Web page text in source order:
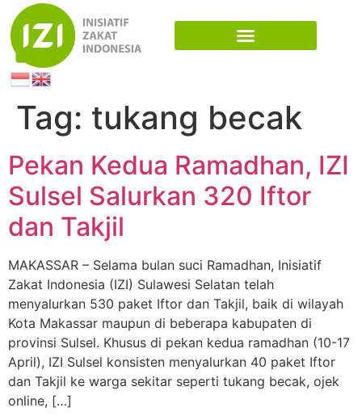
Tag: tukang becak
Pekan Kedua Ramadhan, IZI
Sulsel Salurkan 320 Iftor
dan Takjil
MAKASSAR – Selama bulan suci Ramadhan, Inisiatif
Zakat Indonesia (IZI) Sulawesi Selatan telah
menyalurkan 530 paket Iftor dan Takjil, baik di wilayah
Kota Makassar maupun di beberapa kabupaten di
provinsi Sulsel. Khusus di pekan kedua ramadhan (10-17
April), IZI Sulsel konsisten menyalurkan 40 paket Iftor
dan Takjil ke warga sekitar seperti tukang becak, ojek
online, […]